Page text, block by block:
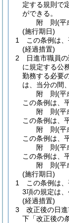
定する規則で
ができる。
附 則(平
(施行期日)
1
この条例は
(経過措置)
2
日進市職員
に規定する公
勤務する必要
は、当分の間
附 則(平
この条例は、
附 則(平
この条例は、
附 則(平
この条例は、
附 則(平
この条例は、
附 則(平
(施行期日)
1
この条例は
3項の規定は、
(経過措置)
3
改正後の日
下「改正後の